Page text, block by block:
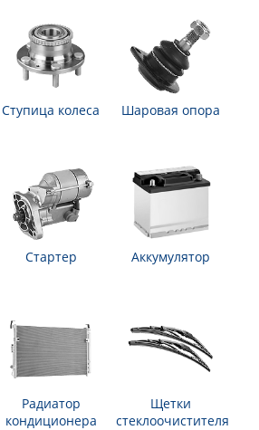
Ступица колеса Шаровая опора
Стартер Аккумулятор
Радиатор
кондиционера
Щетки
стеклоочистителя